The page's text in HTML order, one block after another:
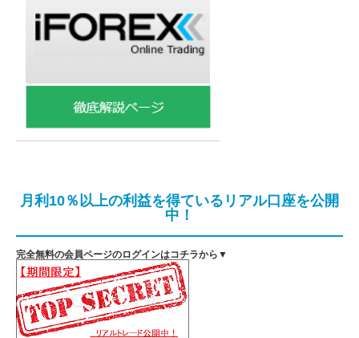
月利10％以上の利益を得ているリアル口座を公開
中！
完全無料の会員ページのログインはコチラから▼